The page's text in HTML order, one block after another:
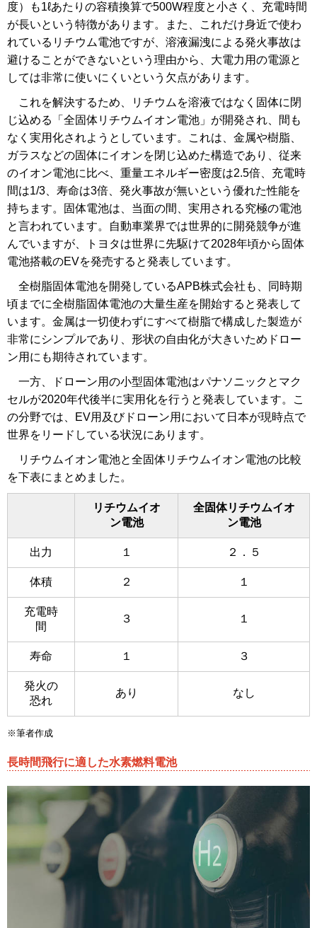
度）も1ℓあたりの容積換算で500W程度と小さく、充電時間
が長いという特徴があります。また、これだけ身近で使わ
れているリチウム電池ですが、溶液漏洩による発火事故は
避けることができないという理由から、大電力用の電源と
しては非常に使いにくいという欠点があります。
これを解決するため、リチウムを溶液ではなく固体に閉
じ込める「全固体リチウムイオン電池」が開発され、間も
なく実用化されようとしています。これは、金属や樹脂、
ガラスなどの固体にイオンを閉じ込めた構造であり、従来
のイオン電池に比べ、重量エネルギー密度は2.5倍、充電時
間は1/3、寿命は3倍、発火事故が無いという優れた性能を
持ちます。固体電池は、当面の間、実用される究極の電池
と言われています。自動車業界では世界的に開発競争が進
んでいますが、トヨタは世界に先駆けて2028年頃から固体
電池搭載のEVを発売すると発表しています。
全樹脂固体電池を開発しているAPB株式会社も、同時期
頃までに全樹脂固体電池の大量生産を開始すると発表して
います。金属は一切使わずにすべて樹脂で構成した製造が
非常にシンプルであり、形状の自由化が大きいためドロー
ン用にも期待されています。
一方、ドローン用の小型固体電池はパナソニックとマク
セルが2020年代後半に実用化を行うと発表しています。こ
の分野では、EV用及びドローン用において日本が現時点で
世界をリードしている状況にあります。
リチウムイオン電池と全固体リチウムイオン電池の比較
を下表にまとめました。
リチウムイオ
ン電池
全固体リチウムイオ
ン電池
出力 １ ２．５
体積 ２ １
充電時
間
３ １
寿命 １ ３
発火の
恐れ
あり なし
※筆者作成
長時間飛行に適した水素燃料電池